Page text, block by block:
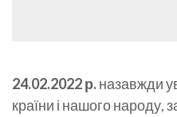
24.02.2022 р.назавжди
країни і нашого народу,